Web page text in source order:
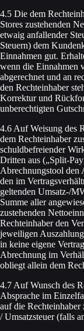
4.5 Die dem
Stores zustehenden
etwaig anfallender
Steuern) dem
Einnahmen gut.
wenn die Einnahmen
abgerechnet und an
den Rechteinhaber
Korrektur und
unberechtigten
4.6 Auf Weisung des
dem Rechteinhaber
schuldbefreiender
Dritten aus („Split-
Abrechnungstool den
den im
geltenden Umsatz-/
Summe aller
zustehenden
Rechteinhaber den
jeweiligen
in keine eigene
Abrechnung im
obliegt allein dem
4.7 Auf Wunsch des
Absprache im
auf die
/ Umsatzsteuer (falls